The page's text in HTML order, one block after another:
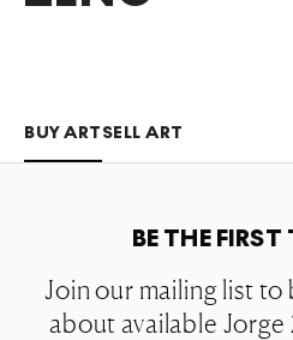
BUY ARTSELL ART
BE THE
Join our mailing list
about available